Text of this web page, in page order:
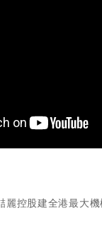
麗控股建全港最大